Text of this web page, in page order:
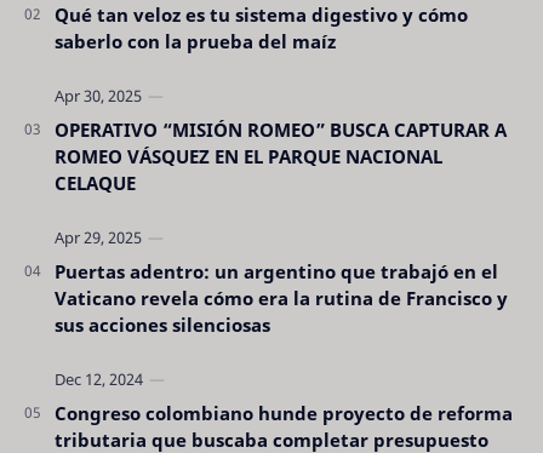
Qué tan veloz es tu sistema digestivo y cómo
saberlo con la prueba del maíz
OPERATIVO “MISIÓN ROMEO” BUSCA CAPTURAR A
ROMEO VÁSQUEZ EN EL PARQUE NACIONAL
CELAQUE
Puertas adentro: un argentino que trabajó en el
Vaticano revela cómo era la rutina de Francisco y
sus acciones silenciosas
Congreso colombiano hunde proyecto de reforma
tributaria que buscaba completar presupuesto